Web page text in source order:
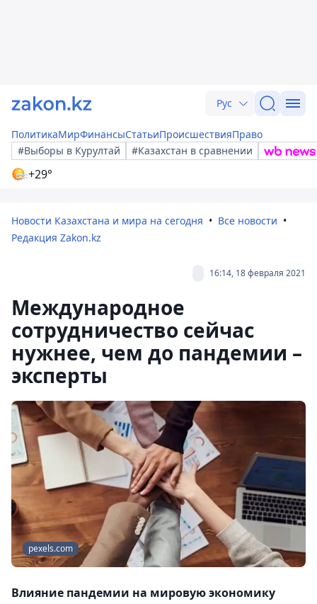
Рус
ПолитикаМирФинансыСтатьиПроисшествияПраво
#Выборы в Курултай
#Казахстан в сравнении
+29°
Новости Казахстана и мира на сегодня
Все новости
Редакция Zakon.kz
16:14, 18 февраля 2021
Международное
сотрудничество сейчас
нужнее, чем до пандемии –
эксперты
pexels.com
Влияние пандемии на мировую экономику